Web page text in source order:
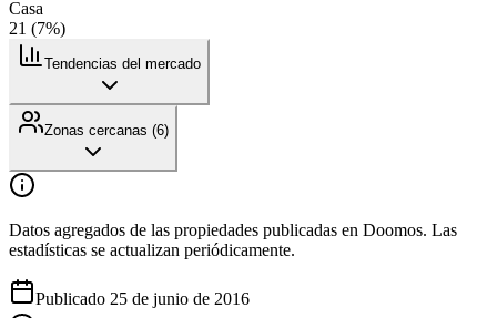
Casa
21 (7%)
Tendencias del mercado
Zonas cercanas (6)
Datos agregados de las propiedades publicadas en Doomos. Las
estadísticas se actualizan periódicamente.
Publicado 25 de junio de 2016